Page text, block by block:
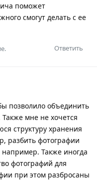
поможет
смогут делать с ее
Ответить
позволило объединить
мне не хочется
структуру хранения
разбить фотографии
Также иногда
фотографий для
при этом разбросаны